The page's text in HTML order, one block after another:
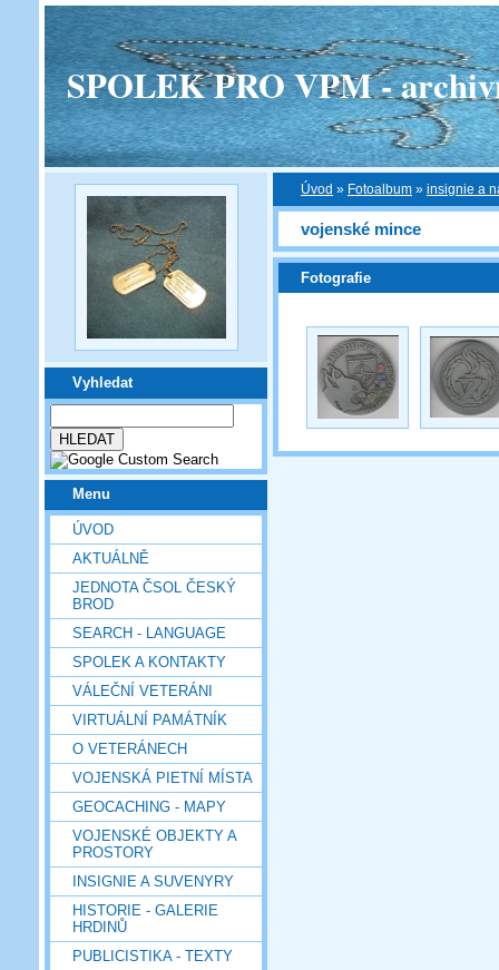
SPOLEK PRO VPM -
Vyhledat
Menu
ÚVOD
AKTUÁLNĚ
JEDNOTA ČSOL ČESKÝ
BROD
SEARCH - LANGUAGE
SPOLEK A KONTAKTY
VÁLEČNÍ VETERÁNI
VIRTUÁLNÍ PAMÁTNÍK
O VETERÁNECH
VOJENSKÁ PIETNÍ MÍSTA
GEOCACHING - MAPY
VOJENSKÉ OBJEKTY A
PROSTORY
INSIGNIE A SUVENYRY
HISTORIE - GALERIE
HRDINŮ
PUBLICISTIKA - TEXTY
Úvod » Fotoalbum » insignie a
vojenské mince
Fotografie